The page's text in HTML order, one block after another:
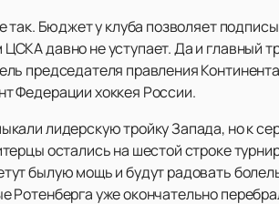
так. Бюджет у клуба позволяет
давно не уступает. Да и главный
председателя правления
Федерации хоккея России.
лидерскую тройку Запада, но к
остались на шестой строке
былую мощь и будут радовать
Ротенберга уже окончательно